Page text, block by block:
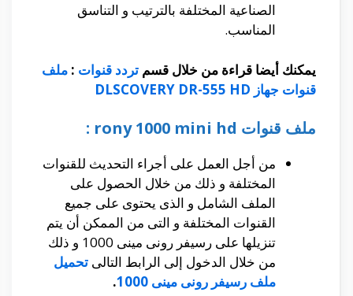
الصناعية المختلفة بالترتيب و التناسق
المناسب.
يمكنك أيضا قراءة من خلال قسم تردد قنوات : ملف
قنوات جهاز DLSCOVERY DR-555 HD
ملف قنوات rony 1000 mini hd :
من أجل العمل على أجراء التحديث للقنوات
المختلفة و ذلك من خلال الحصول على
الملف الشامل و الذى يحتوى على جميع
القنوات المختلفة و التى من الممكن أن يتم
تنزيلها على رسيفر رونى مينى 1000 و ذلك
من خلال الدخول إلى الرابط التالى تحميل
ملف رسيفر رونى مينى 1000
.